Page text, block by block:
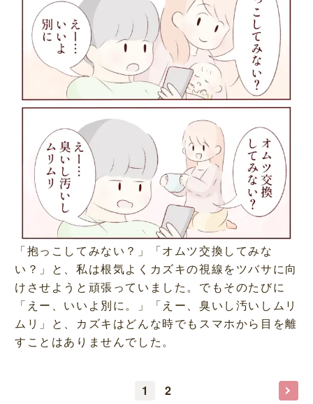
「抱っこしてみない？」「オムツ交換してみな
い？」と、私は根気よくカズキの視線をツバサに向
けさせようと頑張っていました。でもそのたびに
「えー、いいよ別に。」「えー、臭いし汚いしムリ
ムリ」と、カズキはどんな時でもスマホから目を離
すことはありませんでした。
1 2